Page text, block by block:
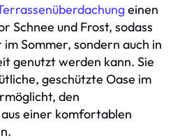
einen
Schnee und Frost, sodass
Sommer, sondern auch in
genutzt werden kann. Sie
geschützte Oase im
den
einer komfortablen